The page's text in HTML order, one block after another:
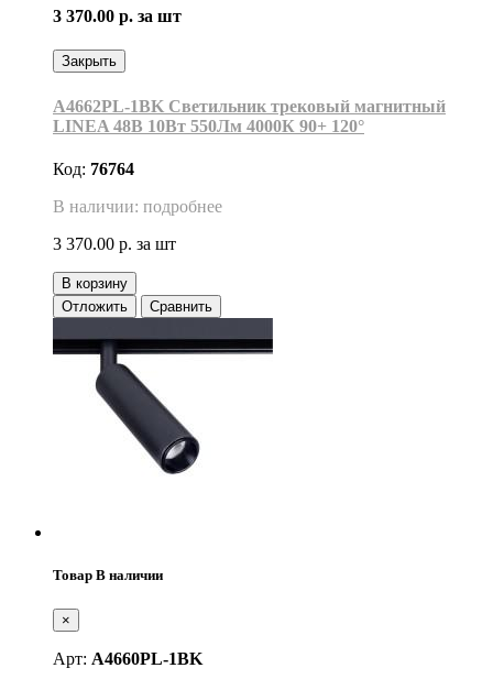
3 370.00 р. за шт
Закрыть
A4662PL-1BK Светильник трековый магнитный
LINEA 48В 10Вт 550Лм 4000К 90+ 120°
Код: 76764
В наличии: подробнее
3 370.00 р. за шт
В корзину
Отложить
Сравнить
Товар В наличии
×
Арт: A4660PL-1BK